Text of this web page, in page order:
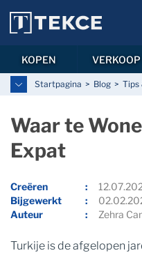
Startpagina Blog Tips
Waar te
Expat
Creëren
Bijgewerkt
Auteur
Zehra
Turkije is de afgelopen
KOPEN VERKOOP